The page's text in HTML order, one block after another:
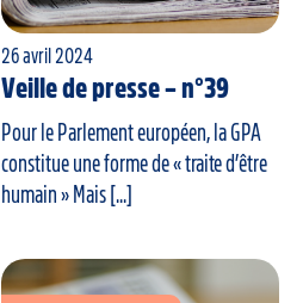
26 avril 2024
Veille de presse – n°39
Pour le Parlement européen, la GPA
constitue une forme de « traite d’être
humain » Mais [...]